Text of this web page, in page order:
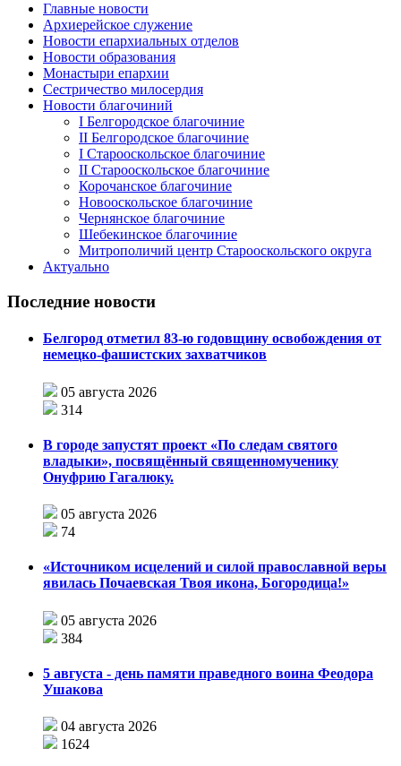
Главные новости
Архиерейское служение
Новости епархиальных отделов
Новости образования
Монастыри епархии
Сестричество милосердия
Новости благочиний
I Белгородское благочиние
II Белгородское благочиние
I Старооскольское благочиние
II Старооскольское благочиние
Корочанское благочиние
Новооскольское благочиние
Чернянское благочиние
Шебекинское благочиние
Митрополичий центр Старооскольского округа
Актуально
Последние новости
Белгород отметил 83-ю годовщину освобождения от
немецко-фашистских захватчиков
05 августа 2026
314
В городе запустят проект «По следам святого
владыки», посвящённый священномученику
Онуфрию Гагалюку.
05 августа 2026
74
«Источником исцелений и силой православной веры
явилась Почаевская Твоя икона, Богородица!»
05 августа 2026
384
5 августа - день памяти праведного воина Феодора
Ушакова
04 августа 2026
1624